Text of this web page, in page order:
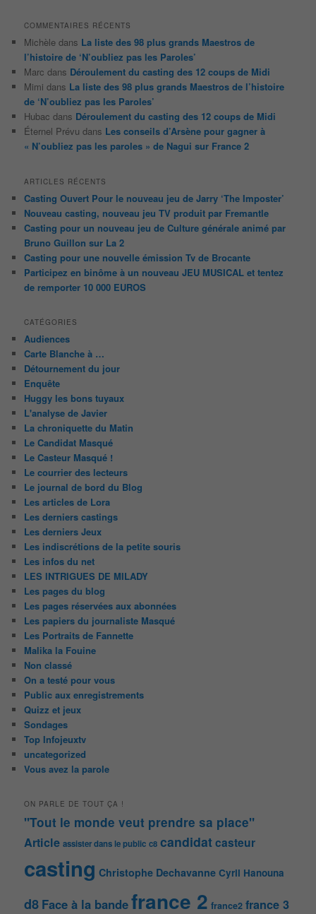
COMMENTAIRES RÉCENTS
Michèle dans La liste des 98 plus grands Maestros de
l’histoire de ‘N’oubliez pas les Paroles’
Marc dans Déroulement du casting des 12 coups de Midi
Mimi dans La liste des 98 plus grands Maestros de l’histoire
de ‘N’oubliez pas les Paroles’
Hubac dans Déroulement du casting des 12 coups de Midi
Éternel Prévu dans Les conseils d’Arsène pour gagner à
« N’oubliez pas les paroles » de Nagui sur France 2
ARTICLES RÉCENTS
Casting Ouvert Pour le nouveau jeu de Jarry ‘The Imposter’
Nouveau casting, nouveau jeu TV produit par Fremantle
Casting pour un nouveau jeu de Culture générale animé par
Bruno Guillon sur La 2
Casting pour une nouvelle émission Tv de Brocante
Participez en binôme à un nouveau JEU MUSICAL et tentez
de remporter 10 000 EUROS
CATÉGORIES
Audiences
Carte Blanche à …
Détournement du jour
Enquête
Huggy les bons tuyaux
L'analyse de Javier
La chroniquette du Matin
Le Candidat Masqué
Le Casteur Masqué !
Le courrier des lecteurs
Le journal de bord du Blog
Les articles de Lora
Les derniers castings
Les derniers Jeux
Les indiscrétions de la petite souris
Les infos du net
LES INTRIGUES DE MILADY
Les pages du blog
Les pages réservées aux abonnées
Les papiers du journaliste Masqué
Les Portraits de Fannette
Malika la Fouine
Non classé
On a testé pour vous
Public aux enregistrements
Quizz et jeux
Sondages
Top Infojeuxtv
uncategorized
Vous avez la parole
ON PARLE DE TOUT ÇA !
"Tout le monde veut prendre sa place"
Article assister dans le public c8 candidatcasteur
casting Christophe Dechavanne Cyril Hanouna
d8 Face à la bandefrance 2 france2 france 3